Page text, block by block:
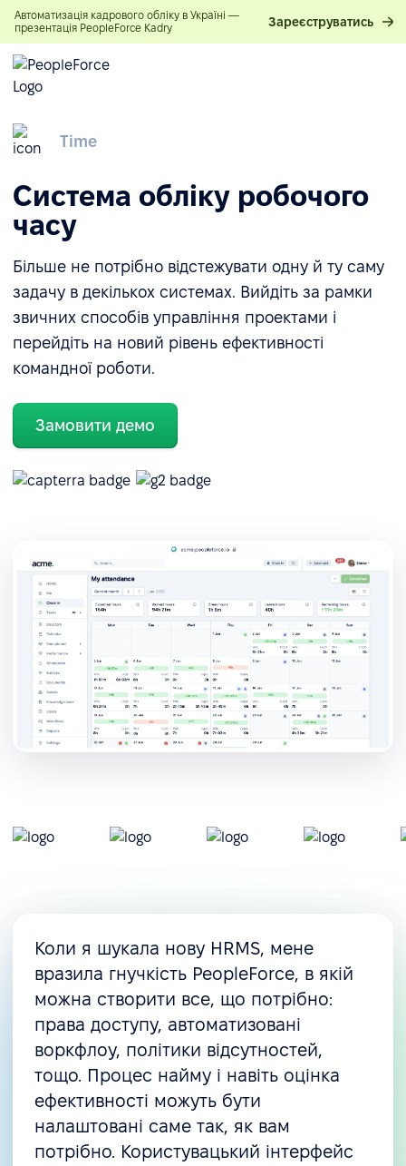
Автоматизація кадрового обліку в Україні —
презентація PeopleForce Kadry
Зареєструватись
Time
Система обліку робочого
часу
Більше не потрібно відстежувати одну й ту саму
задачу в декількох системах. Вийдіть за рамки
звичних способів управління проектами і
перейдіть на новий рівень ефективності
командної роботи.
Замовити демо
Коли я шукала нову HRMS, мене
вразила гнучкість PeopleForce, в якій
можна створити все, що потрібно:
права доступу, автоматизовані
воркфлоу, політики відсутностей,
тощо. Процес найму і навіть оцінка
ефективності можуть бути
налаштовані саме так, як вам
потрібно. Користувацький інтерфейс